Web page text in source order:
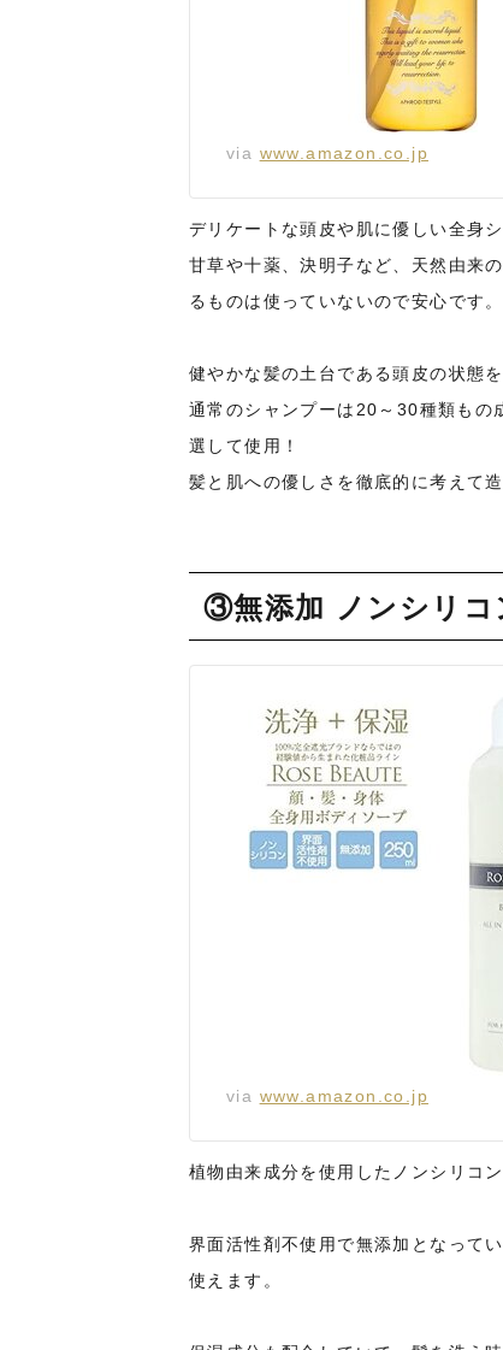
via www.amazon.co.jp
デリケートな頭皮や肌に優しい全身シ
甘草や十薬、決明子など、天然由来
るものは使っていないので安心です。
健やかな髪の土台である頭皮の状態
通常のシャンプーは20～30種類もの
選して使用！
髪と肌への優しさを徹底的に考えて
③無添加 ノンシリコ
via www.amazon.co.jp
植物由来成分を使用したノンシリコ
界面活性剤不使用で無添加となって
使えます。